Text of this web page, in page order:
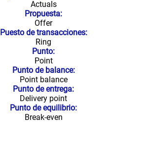
Actuals
Propuesta:
Offer
Puesto de transacciones:
Ring
Punto:
Point
Punto de balance:
Point balance
Punto de entrega:
Delivery point
Punto de equilibrio:
Break-even